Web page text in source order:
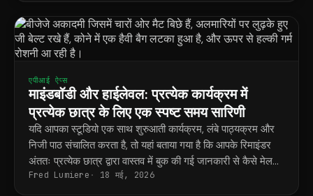
एपीआई ऐप्स
माइंडबॉडी और हाईलेवल: प्रत्येक कार्यक्रम में
प्रत्येक छात्र के लिए एक स्पष्ट समय सारिणी
यदि आपका स्टूडियो एक साथ शुरुआती कार्यक्रम, लंबे पाठ्यक्रम और
निजी पाठ संचालित करता है, तो यहां बताया गया है कि आपके रिमाइंडर
अंततः प्रत्येक छात्र द्वारा वास्तव में बुक की गई जानकारी से कैसे मेल
खाते हैं।
Fred Lumiere 18 मई, 2026